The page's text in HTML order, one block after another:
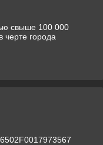
свыше 100 000
города